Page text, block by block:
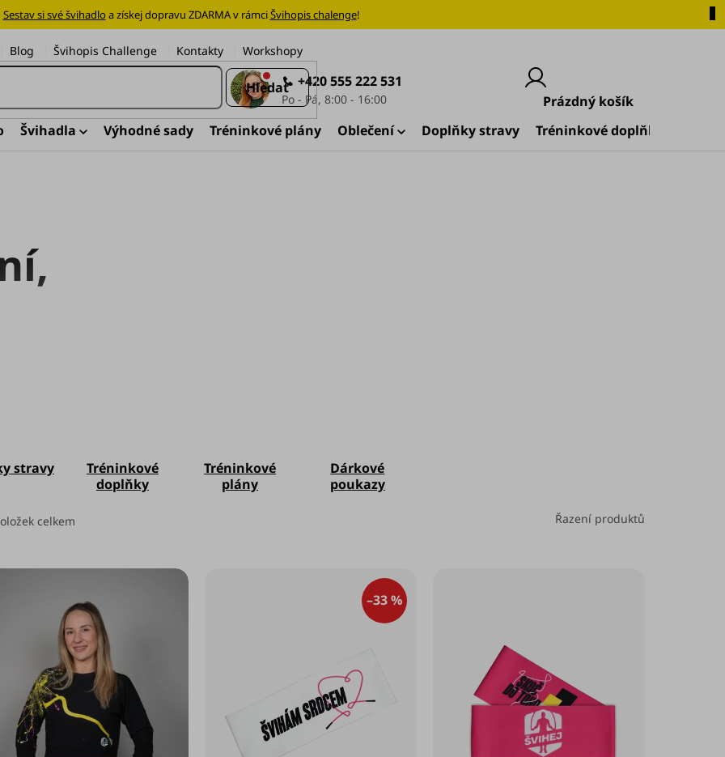
Sestav si své švihadlo a získej dopravu ZDARMA v rámciŠvihopis chalenge!
+420 555 222 531
Blog Švihopis Challenge Kontakty Workshopy
Hledat
Nákupní
košík
Prázdný košík
Švihadla Výhodné sady Tréninkové plány Oblečení Doplňky stravy Tréninkové doplňky
,
stravy
Tréninkové
doplňky
Tréninkové
plány
Dárkové
poukazy
Řazení produktů
celkem
–33 %